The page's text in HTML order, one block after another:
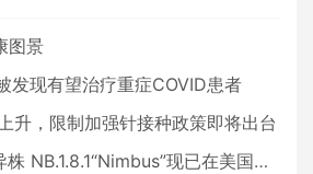
图景
发现有望治疗重症COVID患者
升，限制加强针接种政策即将出台
现已在美国占据主导地位